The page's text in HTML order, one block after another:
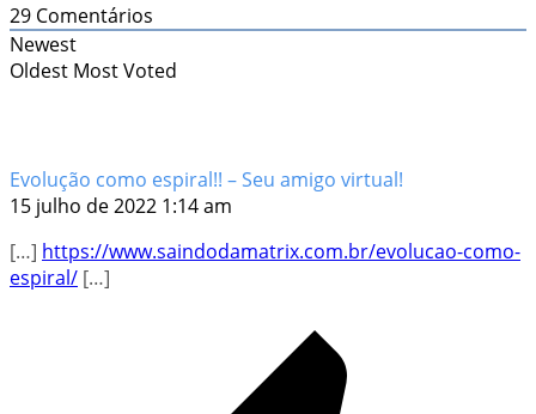
29 Comentários
Newest
Oldest Most Voted
Evolução como espiral!! – Seu amigo virtual!
15 julho de 2022 1:14 am
[…] https://www.saindodamatrix.com.br/evolucao-como-
espiral/ […]